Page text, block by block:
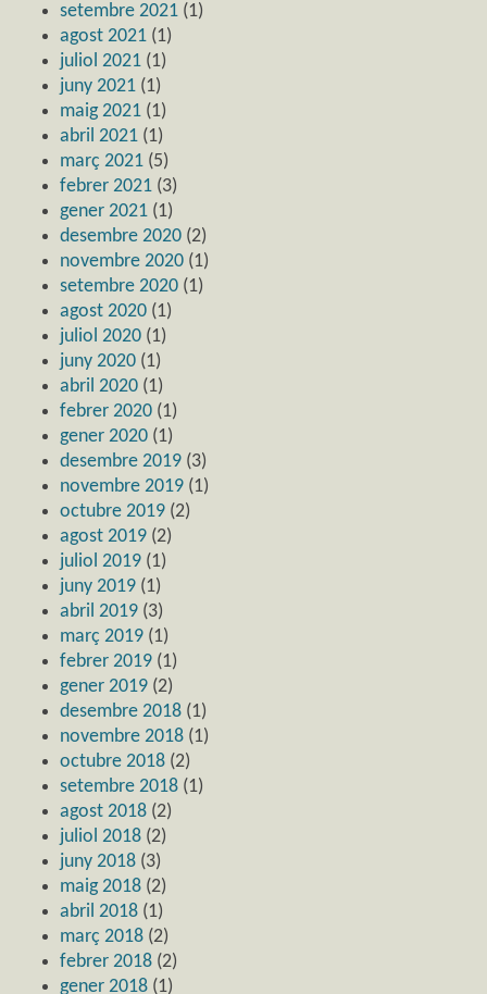
setembre 2021 (1)
agost 2021 (1)
juliol 2021 (1)
juny 2021 (1)
maig 2021 (1)
abril 2021 (1)
març 2021 (5)
febrer 2021 (3)
gener 2021 (1)
desembre 2020 (2)
novembre 2020 (1)
setembre 2020 (1)
agost 2020 (1)
juliol 2020 (1)
juny 2020 (1)
abril 2020 (1)
febrer 2020 (1)
gener 2020 (1)
desembre 2019 (3)
novembre 2019 (1)
octubre 2019 (2)
agost 2019 (2)
juliol 2019 (1)
juny 2019 (1)
abril 2019 (3)
març 2019 (1)
febrer 2019 (1)
gener 2019 (2)
desembre 2018 (1)
novembre 2018 (1)
octubre 2018 (2)
setembre 2018 (1)
agost 2018 (2)
juliol 2018 (2)
juny 2018 (3)
maig 2018 (2)
abril 2018 (1)
març 2018 (2)
febrer 2018 (2)
gener 2018 (1)